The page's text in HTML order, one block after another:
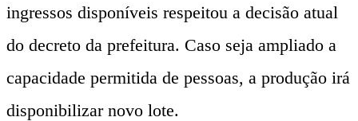
ingressos disponíveis respeitou a decisão atual
do decreto da prefeitura. Caso seja ampliado a
capacidade permitida de pessoas, a produção irá
disponibilizar novo lote.